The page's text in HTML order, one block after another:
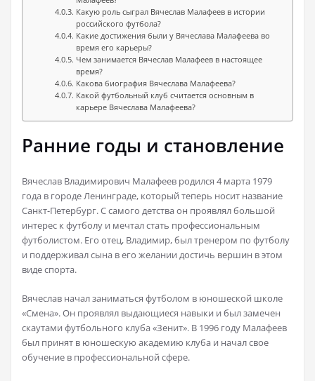
Какую роль сыграл Вячеслав Малафеев в истории
российского футбола?
Какие достижения были у Вячеслава Малафеева во
время его карьеры?
Чем занимается Вячеслав Малафеев в настоящее
время?
Какова биография Вячеслава Малафеева?
Какой футбольный клуб считается основным в
карьере Вячеслава Малафеева?
Ранние годы и становление
Вячеслав Владимирович Малафеев родился 4 марта 1979
года в городе Ленинграде, который теперь носит название
Санкт-Петербург. С самого детства он проявлял большой
интерес к футболу и мечтал стать профессиональным
футболистом. Его отец, Владимир, был тренером по футболу
и поддерживал сына в его желании достичь вершин в этом
виде спорта.
Вячеслав начал заниматься футболом в юношеской школе
«Смена». Он проявлял выдающиеся навыки и был замечен
скаутами футбольного клуба «Зенит». В 1996 году Малафеев
был принят в юношескую академию клуба и начал свое
обучение в профессиональной сфере.